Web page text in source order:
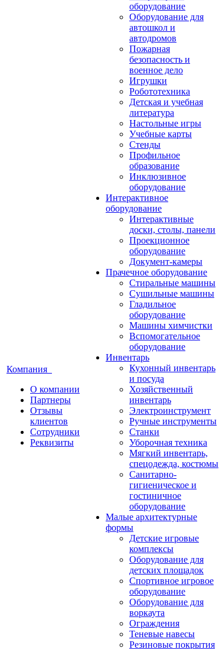
Компания
О компании
Партнеры
Отзывы
клиентов
Сотрудники
Реквизиты
оборудование
Оборудование для
автошкол и
автодромов
Пожарная
безопасность и
военное дело
Игрушки
Робототехника
Детская и учебная
литература
Настольные игры
Учебные карты
Стенды
Профильное
образование
Инклюзивное
оборудование
Интерактивное
оборудование
Интерактивные
доски, столы, панели
Проекционное
оборудование
Документ-камеры
Прачечное оборудование
Стиральные машины
Сушильные машины
Гладильное
оборудование
Машины химчистки
Вспомогательное
оборудование
Инвентарь
Кухонный инвентарь
и посуда
Хозяйственный
инвентарь
Электроинструмент
Ручные инструменты
Станки
Уборочная техника
Мягкий инвентарь,
спецодежда, костюмы
Санитарно-
гигиеническое и
гостиничное
оборудование
Малые архитектурные
формы
Детские игровые
комплексы
Оборудование для
детских площадок
Спортивное игровое
оборудование
Оборудование для
воркаута
Ограждения
Теневые навесы
Резиновые покрытия